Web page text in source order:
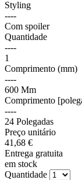
Styling
----
Com spoiler
Quantidade
----
1
Comprimento (mm)
----
600 Mm
Comprimento
----
24 Polegadas
Preço unitário
41,68 €
Entrega gratuita
em stock
Quantidade